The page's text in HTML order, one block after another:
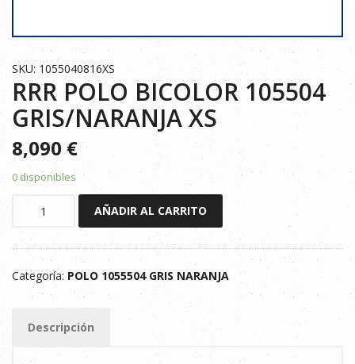
SKU: 1055040816XS
RRR POLO BICOLOR 105504
GRIS/NARANJA XS
8,090 €
0 disponibles
BICOLOR
105504
GRIS/NARANJA
AÑADIR AL CARRITO
Categoría: POLO 1055504 GRIS NARANJA
Descripción